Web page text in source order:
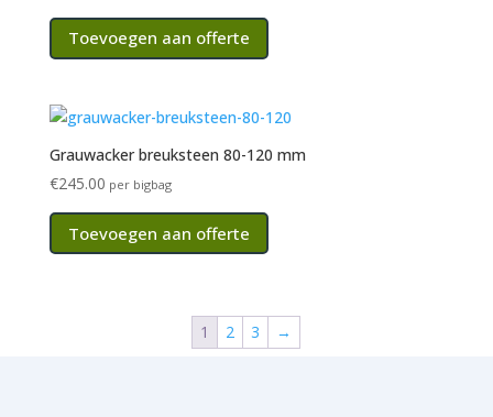
Toevoegen aan offerte
Grauwacker breuksteen 80-120 mm
€245.00 per bigbag
Toevoegen aan offerte
1 2 3 →